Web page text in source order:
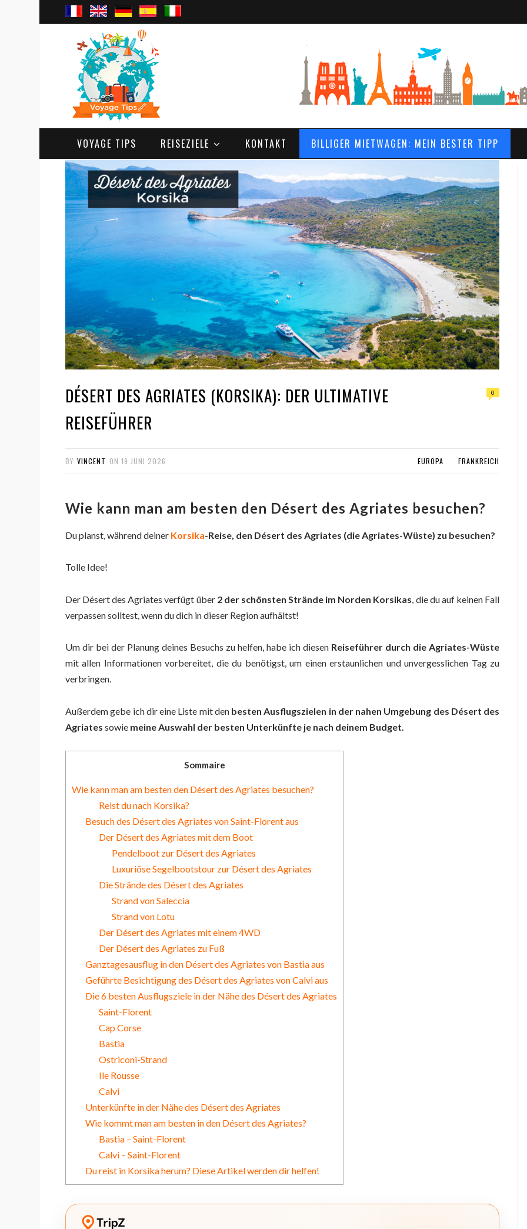
VOYAGE TIPS REISEZIELE KONTAKT BILLIGER MIETWAGEN: MEIN BESTER TIPP
DÉSERT DES AGRIATES (KORSIKA): DER ULTIMATIVE
REISEFÜHRER
0
BY VINCENT ON 19 JUNI 2026 EUROPA FRANKREICH
Wie kann man am besten den Désert des Agriates besuchen?
Du planst, während deiner Korsika-Reise, den Désert des Agriates (die Agriates-Wüste) zu besuchen?
Tolle Idee!
Der Désert des Agriates verfügt über 2 der schönsten Strände im Norden Korsikas , die du auf keinen Fall
verpassen solltest, wenn du dich in dieser Region aufhältst!
Um dir bei der Planung deines Besuchs zu helfen, habe ich diesen Reiseführer durch die Agriates-Wüste
mit allen Informationen vorbereitet, die du benötigst, um einen erstaunlichen und unvergesslichen Tag zu
verbringen.
Außerdem gebe ich dir eine Liste mit den besten Ausflugszielen in der nahen Umgebung des Désert des
Agriates sowie meine Auswahl der besten Unterkünfte je nach deinem Budget.
Sommaire
Wie kann man am besten den Désert des Agriates besuchen?
Reist du nach Korsika?
Besuch des Désert des Agriates von Saint-Florent aus
Der Désert des Agriates mit dem Boot
Pendelboot zur Désert des Agriates
Luxuriöse Segelbootstour zur Désert des Agriates
Die Strände des Désert des Agriates
Strand von Saleccia
Strand von Lotu
Der Désert des Agriates mit einem 4WD
Der Désert des Agriates zu Fuß
Ganztagesausflug in den Désert des Agriates von Bastia aus
Geführte Besichtigung des Désert des Agriates von Calvi aus
Die 6 besten Ausflugsziele in der Nähe des Désert des Agriates
Saint-Florent
Cap Corse
Bastia
Ostriconi-Strand
Ile Rousse
Calvi
Unterkünfte in der Nähe des Désert des Agriates
Wie kommt man am besten in den Désert des Agriates?
Bastia – Saint-Florent
Calvi – Saint-Florent
Du reist in Korsika herum? Diese Artikel werden dir helfen!